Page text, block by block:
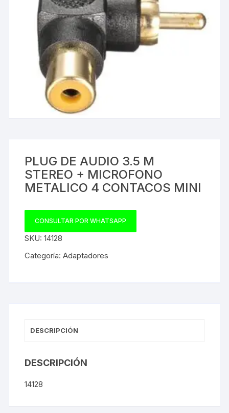
PLUG DE AUDIO 3.5 M
STEREO + MICROFONO
METALICO 4 CONTACOS MINI
CONSULTAR POR WHATSAPP
SKU:14128
Categoría:Adaptadores
DESCRIPCIÓN
DESCRIPCIÓN
14128